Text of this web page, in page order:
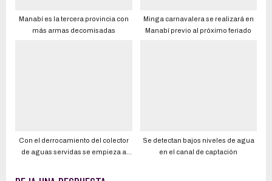
Manabí es la tercera provincia con
más armas decomisadas
Minga carnavalera se realizará en
Manabí previo al próximo feriado
Con el derrocamiento del colector
de aguas servidas se empieza a
Se detectan bajos niveles de agua
en el canal de captación